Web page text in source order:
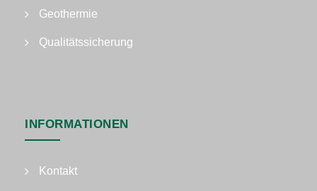
Geothermie
Qualitätssicherung
INFORMATIONEN
Kontakt